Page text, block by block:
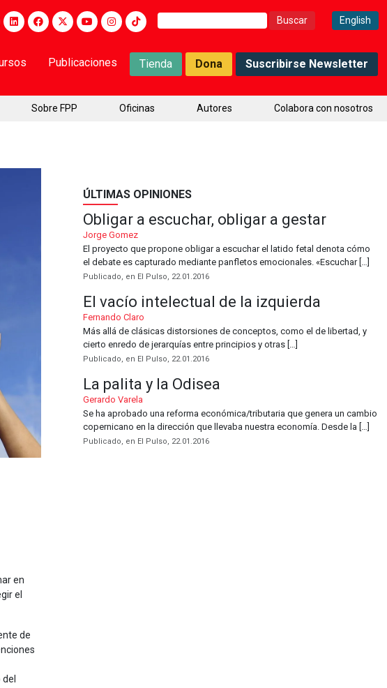
Buscar: English
Publicaciones Tienda Dona Suscribirse Newsletter
Sobre FPP Oficinas Autores Colabora con nosotros
en
el
de
ÚLTIMAS OPINIONES
Obligar a escuchar, obligar a gestar
Jorge Gomez
El proyecto que propone obligar a escuchar el latido fetal denota cómo
el debate es capturado mediante panfletos emocionales. «Escuchar […]
Publicado, en El Pulso, 22.01.2016
El vacío intelectual de la izquierda
Fernando Claro
Más allá de clásicas distorsiones de conceptos, como el de libertad, y
cierto enredo de jerarquías entre principios y otras […]
Publicado, en El Pulso, 22.01.2016
La palita y la Odisea
Gerardo Varela
Se ha aprobado una reforma económica/tributaria que genera un cambio
copernicano en la dirección que llevaba nuestra economía. Desde la […]
Publicado, en El Pulso, 22.01.2016